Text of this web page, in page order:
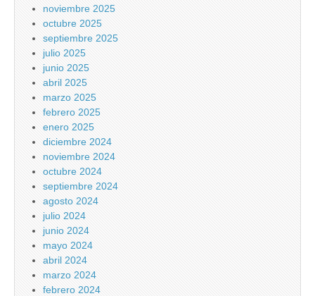
noviembre 2025
octubre 2025
septiembre 2025
julio 2025
junio 2025
abril 2025
marzo 2025
febrero 2025
enero 2025
diciembre 2024
noviembre 2024
octubre 2024
septiembre 2024
agosto 2024
julio 2024
junio 2024
mayo 2024
abril 2024
marzo 2024
febrero 2024